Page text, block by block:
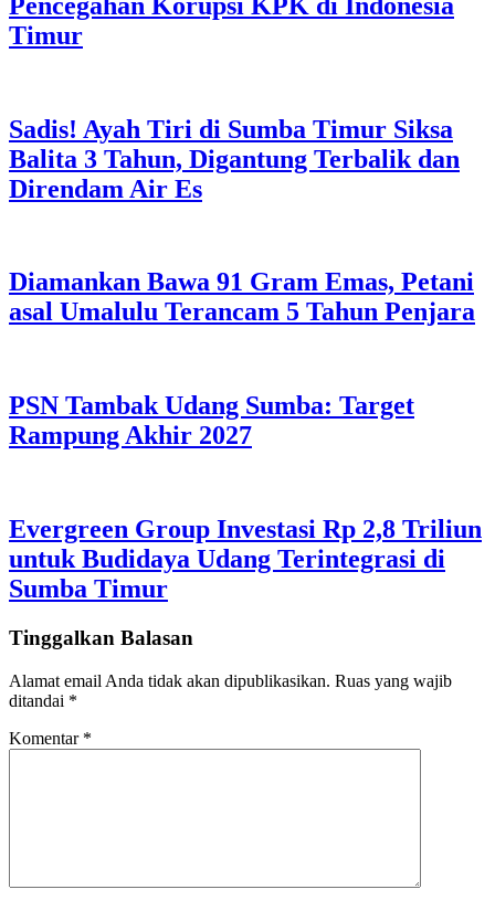
Timur
Sadis! Ayah Tiri di Sumba Timur Siksa
Balita 3 Tahun, Digantung Terbalik dan
Direndam Air Es
Diamankan Bawa 91 Gram Emas, Petani
asal Umalulu Terancam 5 Tahun Penjara
PSN Tambak Udang Sumba: Target
Rampung Akhir 2027
Evergreen Group Investasi Rp 2,8 Triliun
untuk Budidaya Udang Terintegrasi di
Sumba Timur
Tinggalkan Balasan
Alamat email Anda tidak akan dipublikasikan. Ruas yang wajib
ditandai *
Komentar *